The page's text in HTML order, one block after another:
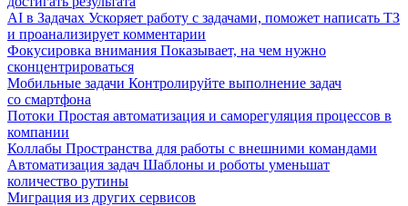
AI в Задачах Ускоряет работу с задачами, поможет написать ТЗ
и проанализирует комментарии
Фокусировка внимания Показывает, на чем нужно
сконцентрироваться
Мобильные задачи Контролируйте выполнение задач
со смартфона
Потоки Простая автоматизация и саморегуляция процессов в
компании
Коллабы Пространства для работы с внешними командами
Автоматизация задач Шаблоны и роботы уменьшат
количество рутины
Миграция из других сервисов